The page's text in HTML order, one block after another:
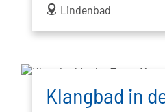
address
Lindenbad
Klangbad in